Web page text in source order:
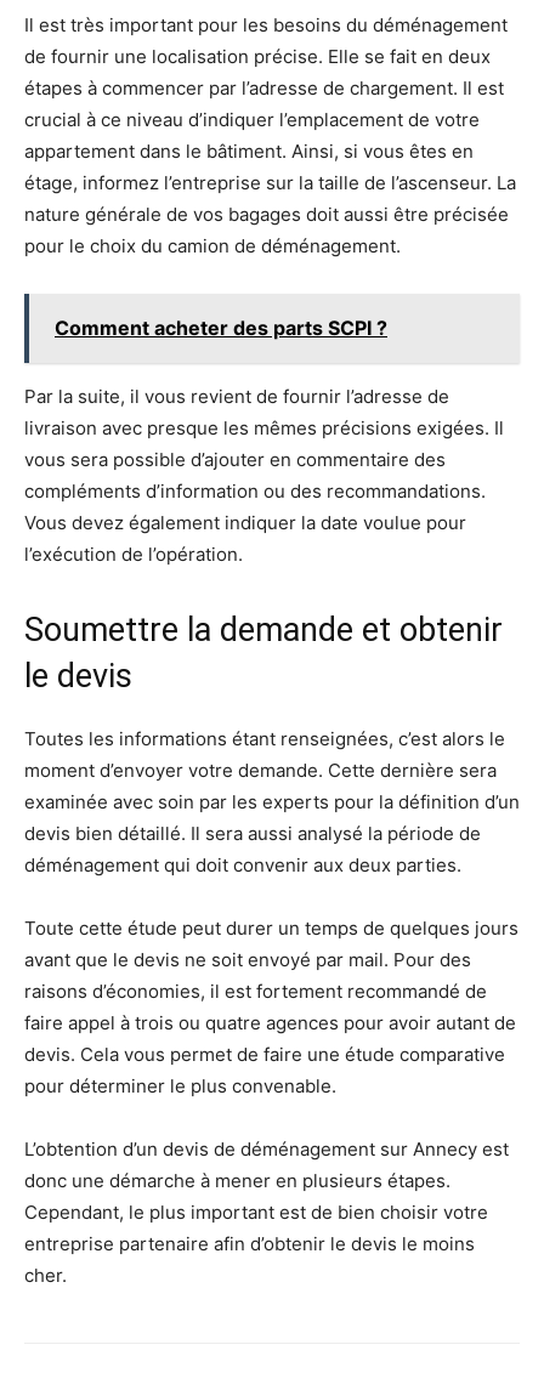
Il est très important pour les besoins du déménagement
de fournir une localisation précise. Elle se fait en deux
étapes à commencer par l’adresse de chargement. Il est
crucial à ce niveau d’indiquer l’emplacement de votre
appartement dans le bâtiment. Ainsi, si vous êtes en
étage, informez l’entreprise sur la taille de l’ascenseur. La
nature générale de vos bagages doit aussi être précisée
pour le choix du camion de déménagement.
Comment acheter des parts SCPI ?
Par la suite, il vous revient de fournir l’adresse de
livraison avec presque les mêmes précisions exigées. Il
vous sera possible d’ajouter en commentaire des
compléments d’information ou des recommandations.
Vous devez également indiquer la date voulue pour
l’exécution de l’opération.
Soumettre la demande et obtenir
le devis
Toutes les informations étant renseignées, c’est alors le
moment d’envoyer votre demande. Cette dernière sera
examinée avec soin par les experts pour la définition d’un
devis bien détaillé. Il sera aussi analysé la période de
déménagement qui doit convenir aux deux parties.
Toute cette étude peut durer un temps de quelques jours
avant que le devis ne soit envoyé par mail. Pour des
raisons d’économies, il est fortement recommandé de
faire appel à trois ou quatre agences pour avoir autant de
devis. Cela vous permet de faire une étude comparative
pour déterminer le plus convenable.
L’obtention d’un devis de déménagement sur Annecy est
donc une démarche à mener en plusieurs étapes.
Cependant, le plus important est de bien choisir votre
entreprise partenaire afin d’obtenir le devis le moins
cher.